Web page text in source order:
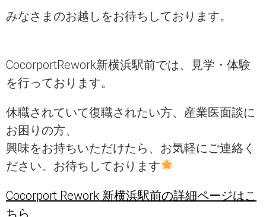
みなさまのお越しをお待ちしております。
CocorportRework新横浜駅前では、見学・体験
を行っております。
休職されていて復職されたい方、産業医面談に
お困りの方、
興味をお持ちいただけたら、お気軽にご連絡く
ださい。お待ちしております
Cocorport Rework 新横浜駅前の詳細ページはこ
ちら